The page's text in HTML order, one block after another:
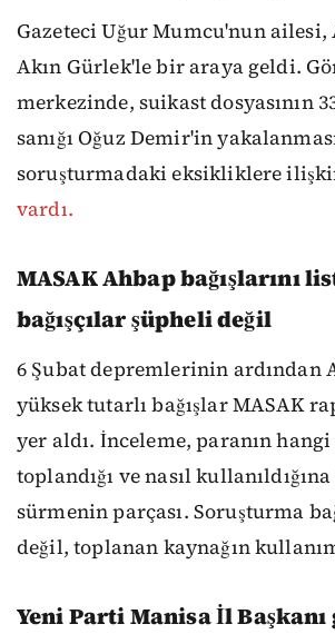
Gazeteci Uğur Mumcu'nun ailesi,
Akın Gürlek'le bir araya geldi.
merkezinde, suikast dosyasının
sanığı Oğuz Demir'in
soruşturmadaki eksikliklere
vardı.
MASAK Ahbap bağışlarını
bağışçılar şüpheli değil
6 Şubat depremlerinin ardından
yüksek tutarlı bağışlar MASAK
yer aldı. İnceleme, paranın
toplandığı ve nasıl
sürmenin parçası. Soruşturma
değil, toplanan kaynağın
Yeni Parti Manisa İl Başkanı